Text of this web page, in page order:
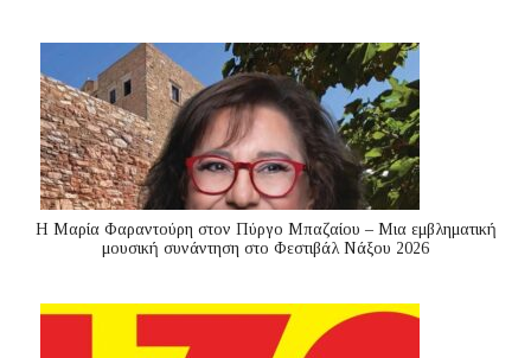
Η Μαρία Φαραντούρη στον Πύργο Μπαζαίου – Μια εμβληματική
μουσική συνάντηση στο Φεστιβάλ Νάξου 2026